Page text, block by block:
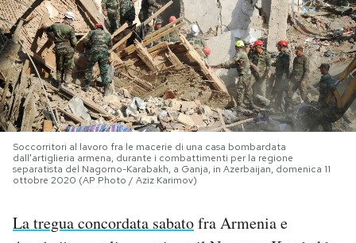
NEWSLETTER
I MIEI PREFERITI
SHOP
Soccorritori al lavoro fra le macerie di una casa bombardata
dall'artiglieria armena, durante i combattimenti per la regione
separatista del Nagorno-Karabakh, a Ganja, in Azerbaijan, domenica 11
ottobre 2020 (AP Photo / Aziz Karimov)
La tregua concordata sabatofra Armenia e